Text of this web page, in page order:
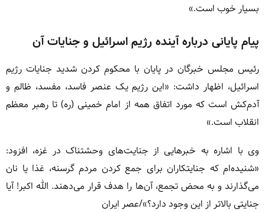
بسیار خوب است.»
پیام پایانی درباره آینده رژیم اسرائیل و جنایات آن
رئیس مجلس خبرگان در پایان با محکوم کردن شدید جنایات رژیم
اسرائیل، اظهار داشت: «این رژیم یک عنصر فاسد، مفسد، ظالم و
آدم‌کش است که مورد اتفاق همه از امام خمینی (ره) تا رهبر معظم
انقلاب است.»
وی با اشاره به خبرهایی از جنایت‌های وحشتناک در غزه، افزود:
«شنیده‌ام که جنایتکاران برای جمع کردن مردم گرسنه، غذا یا نان
می‌گذارند و به محض تجمع، آن‌ها را هدف قرار می‌دهند. الله اکبر! آیا
جنایتی بالاتر از این وجود دارد؟»/عصر ایران